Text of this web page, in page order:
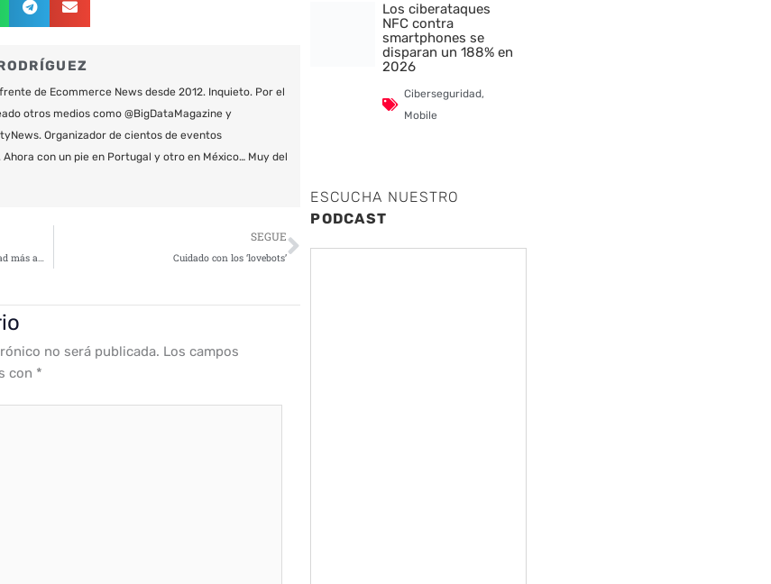
de Ecommerce News desde 2012. Inquieto. Por el
otros medios como @BigDataMagazine y
Organizador de cientos de eventos
Ahora con un pie en Portugal y otro en México… Muy del
“Es necesaria una perspectiva de seguridad más amplia, que incluya el plano físico y el digital”
SEGUE
Cuidado con los ‘lovebots’
Siguiente
no será publicada. Los campos
con *
Los ciberataques
NFC contra
smartphones se
disparan un 188% en
2026
Ciberseguridad,
Mobile
ESCUCHA NUESTRO
PODCAST